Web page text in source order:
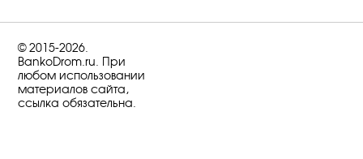
© 2015-2026.
BankoDrom.ru. При
любом использовании
материалов сайта,
ссылка обязательна.